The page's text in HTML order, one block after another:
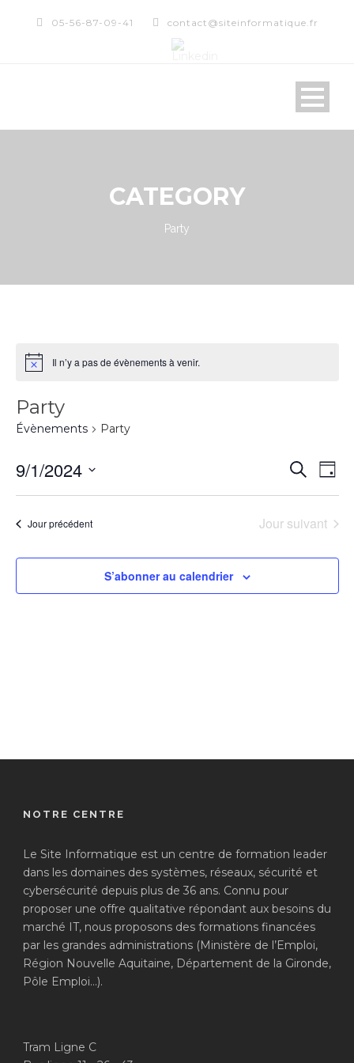
05-56-87-09-41 contact@siteinformatique.fr
CATEGORY
Party
Il n’y a pas de évènements à venir.
Party
Évènements Party
et
Jour
9/1/2024
date.Jour précédent Jour suivant
S’abonner au calendrier
NOTRE CENTRE
Le Site Informatique est un centre de formation leader
dans les domaines des systèmes, réseaux, sécurité et
cybersécurité depuis plus de 36 ans. Connu pour
proposer une offre qualitative répondant aux besoins du
marché IT, nous proposons des formations financées
par les grandes administrations (Ministère de l’Emploi,
Région Nouvelle Aquitaine, Département de la Gironde,
Pôle Emploi…).
Tram Ligne C